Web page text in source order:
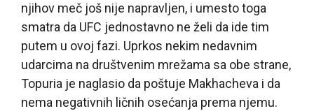
njihov meč još nije napravljen, i umesto toga
smatra da UFC jednostavno ne želi da ide tim
putem u ovoj fazi. Uprkos nekim nedavnim
udarcima na društvenim mrežama sa obe strane,
Topuria je naglasio da poštuje Makhacheva i da
nema negativnih ličnih osećanja prema njemu.